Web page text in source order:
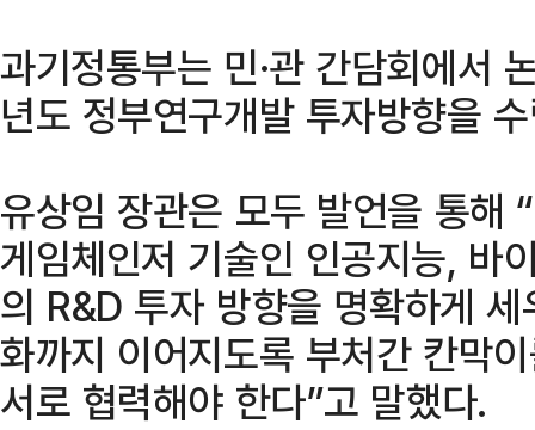
과기정통부는 민·관 간담회에서
년도 정부연구개발 투자방향을
유상임 장관은 모두 발언을 통해
게임체인저 기술인 인공지능, 바
의 R&D 투자 방향을 명확하게
화까지 이어지도록 부처간 칸막
서로 협력해야 한다”고 말했다.